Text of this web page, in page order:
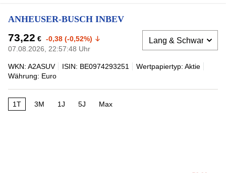
ANHEUSER-BUSCH INBEV
73,22 € -0,38 (-0,52%)
07.08.2026, 22:57:48 Uhr
WKN: A2ASUV ISIN: BE0974293251
Wertpapiertyp: Aktie
Währung: Euro
1T 3M 1J 5J Max